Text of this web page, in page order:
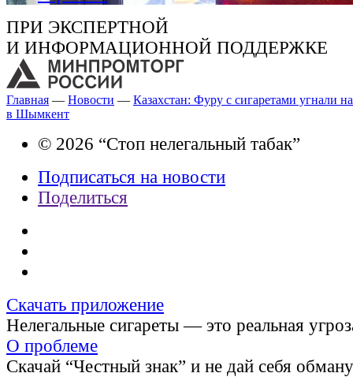
ПРИ ЭКСПЕРТНОЙ
И ИНФОРМАЦИОННОЙ ПОДДЕРЖКЕ
Главная — Новости — Казахстан: Фуру с сигаретами угнали
в Шымкент
© 2026 “Стоп нелегальный табак”
Подписаться на новости
Поделиться
Скачать приложение
Нелегальные сигареты — это реальная
О проблеме
Скачай “Честный знак” и не дай себя